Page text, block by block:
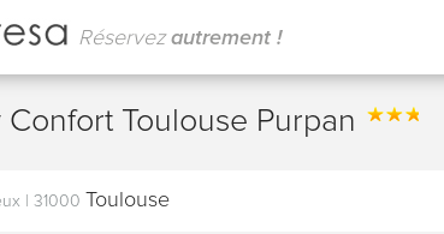
Réservezautrement !
Toulouse Purpan
31000 Toulouse